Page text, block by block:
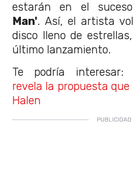
estarán en el
Man'. Así, el artista
disco lleno de
último lanzamiento.
Te podría interesar:
revela la propuesta que
Halen